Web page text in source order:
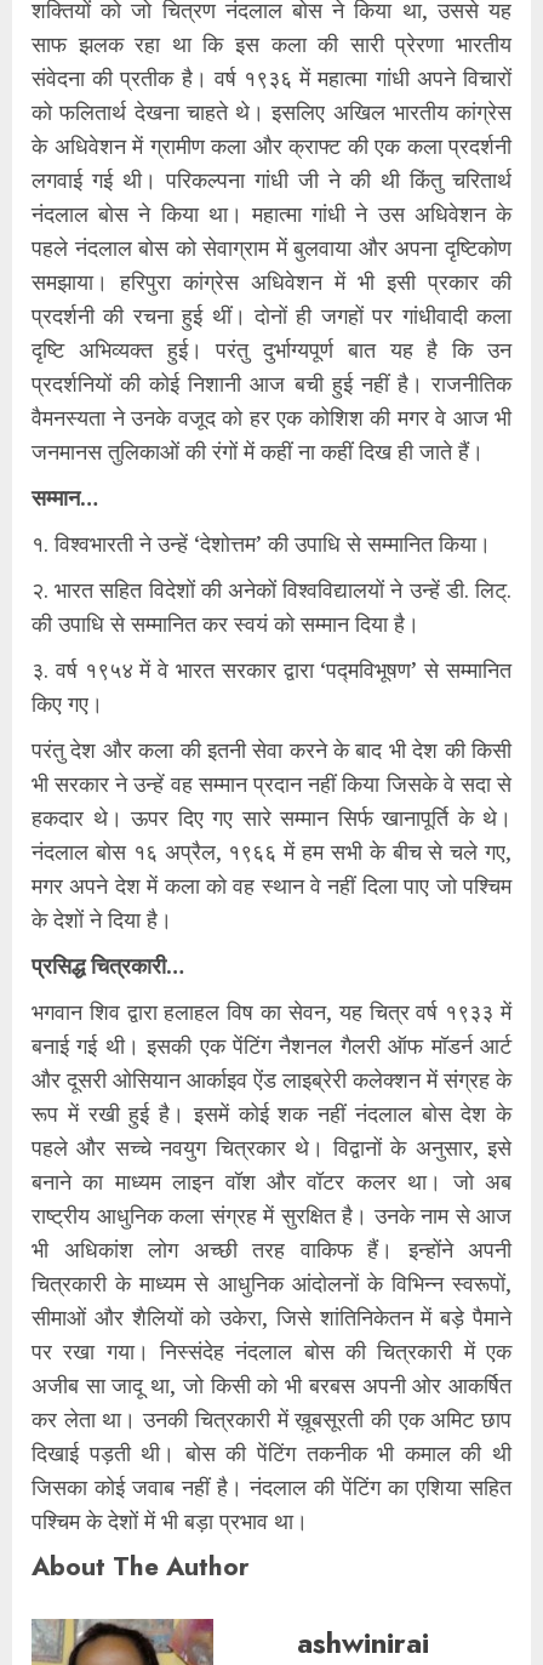
शक्तियों को जो चित्रण नंदलाल बोस ने किया था, उससे यह
साफ झलक रहा था कि इस कला की सारी प्रेरणा भारतीय
संवेदना की प्रतीक है। वर्ष १९३६ में महात्मा गांधी अपने विचारों
को फलितार्थ देखना चाहते थे। इसलिए अखिल भारतीय कांग्रेस
के अधिवेशन में ग्रामीण कला और क्राफ्ट की एक कला प्रदर्शनी
लगवाई गई थी। परिकल्पना गांधी जी ने की थी किंतु चरितार्थ
नंदलाल बोस ने किया था। महात्मा गांधी ने उस अधिवेशन के
पहले नंदलाल बोस को सेवाग्राम में बुलवाया और अपना दृष्टिकोण
समझाया। हरिपुरा कांग्रेस अधिवेशन में भी इसी प्रकार की
प्रदर्शनी की रचना हुई थीं। दोनों ही जगहों पर गांधीवादी कला
दृष्टि अभिव्यक्त हुई। परंतु दुर्भाग्यपूर्ण बात यह है कि उन
प्रदर्शनियों की कोई निशानी आज बची हुई नहीं है। राजनीतिक
वैमनस्यता ने उनके वजूद को हर एक कोशिश की मगर वे आज भी
जनमानस तुलिकाओं की रंगों में कहीं ना कहीं दिख ही जाते हैं।
सम्मान…
१. विश्वभारती ने उन्हें ‘देशोत्तम’ की उपाधि से सम्मानित किया।
२. भारत सहित विदेशों की अनेकों विश्वविद्यालयों ने उन्हें डी. लिट्.
की उपाधि से सम्मानित कर स्वयं को सम्मान दिया है।
३. वर्ष १९५४ में वे भारत सरकार द्वारा ‘पद्मविभूषण’ से सम्मानित
किए गए।
परंतु देश और कला की इतनी सेवा करने के बाद भी देश की किसी
भी सरकार ने उन्हें वह सम्मान प्रदान नहीं किया जिसके वे सदा से
हकदार थे। ऊपर दिए गए सारे सम्मान सिर्फ खानापूर्ति के थे।
नंदलाल बोस १६ अप्रैल, १९६६ में हम सभी के बीच से चले गए,
मगर अपने देश में कला को वह स्थान वे नहीं दिला पाए जो पश्चिम
के देशों ने दिया है।
प्रसिद्ध चित्रकारी…
भगवान शिव द्वारा हलाहल विष का सेवन, यह चित्र वर्ष १९३३ में
बनाई गई थी। इसकी एक पेंटिंग नैशनल गैलरी ऑफ मॉडर्न आर्ट
और दूसरी ओसियान आर्काइव ऐंड लाइब्रेरी कलेक्शन में संग्रह के
रूप में रखी हुई है। इसमें कोई शक नहीं नंदलाल बोस देश के
पहले और सच्चे नवयुग चित्रकार थे। विद्वानों के अनुसार, इसे
बनाने का माध्यम लाइन वॉश और वॉटर कलर था। जो अब
राष्ट्रीय आधुनिक कला संग्रह में सुरक्षित है। उनके नाम से आज
भी अधिकांश लोग अच्छी तरह वाकिफ हैं। इन्होंने अपनी
चित्रकारी के माध्यम से आधुनिक आंदोलनों के विभिन्न स्वरूपों,
सीमाओं और शैलियों को उकेरा, जिसे शांतिनिकेतन में बड़े पैमाने
पर रखा गया। निस्संदेह नंदलाल बोस की चित्रकारी में एक
अजीब सा जादू था, जो किसी को भी बरबस अपनी ओर आकर्षित
कर लेता था। उनकी चित्रकारी में ख़ूबसूरती की एक अमिट छाप
दिखाई पड़ती थी। बोस की पेंटिंग तकनीक भी कमाल की थी
जिसका कोई जवाब नहीं है। नंदलाल की पेंटिंग का एशिया सहित
पश्चिम के देशों में भी बड़ा प्रभाव था।
About The Author
ashwinirai